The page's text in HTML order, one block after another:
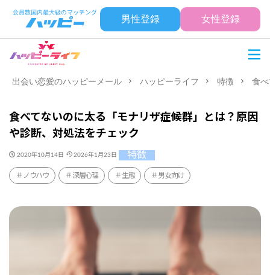
男性登録 女性登録
出会い恋愛のハッピーメール ハッピーライフ 特徴 食
食べてないのに太る「モナリザ症候群」とは？原因
や診断、対処法をチェック
2020年10月14日 2026年1月23日 特徴
ノウハウ 深層心理 生態 男女向け